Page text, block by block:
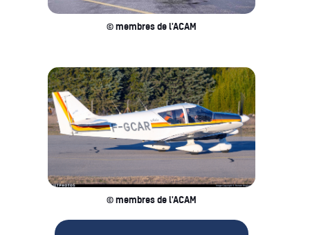
© membres de l'ACAM
© membres de l'ACAM